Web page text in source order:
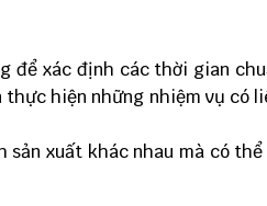
để xác định các thời gian
hiện những nhiệm vụ có
sản xuất khác nhau mà có